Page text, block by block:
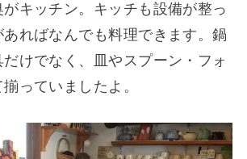
キッチン。キッチも設備が整っ
ればなんでも料理できます。鍋
けでなく、皿やスプーン・フォ
っていましたよ。